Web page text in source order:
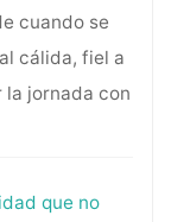
cuando se
cálida, fiel a
la jornada con
que no